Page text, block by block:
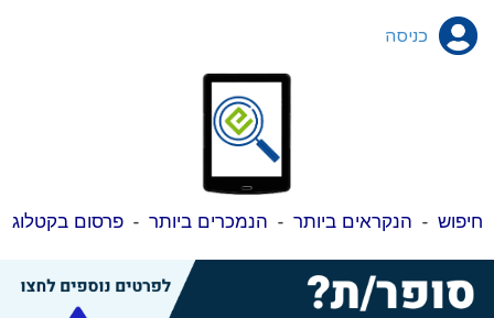
כניסה
חיפוש - הנקראים ביותר - הנמכרים ביותר -פרסום בקטלוג